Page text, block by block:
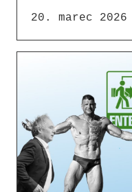
20. marec 2026